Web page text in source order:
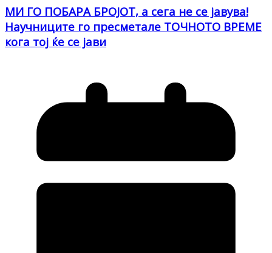
МИ ГО ПОБАРА БРОЈОТ, а сега не се јавува!
Научниците го пресметале ТОЧНОТО ВРЕМЕ
кога тој ќе се јави